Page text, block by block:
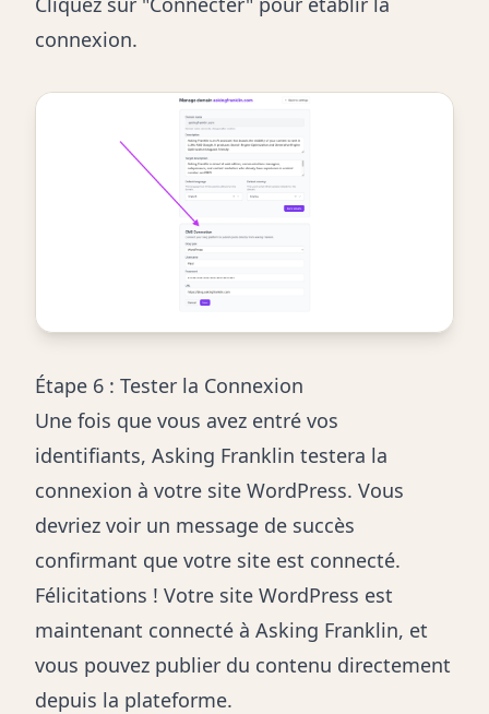
connexion.
Étape 6 : Tester la Connexion
Une fois que vous avez entré vos
identifiants, Asking Franklin testera la
connexion à votre site WordPress. Vous
devriez voir un message de succès
confirmant que votre site est connecté.
Félicitations ! Votre site WordPress est
maintenant connecté à Asking Franklin, et
vous pouvez publier du contenu directement
depuis la plateforme.